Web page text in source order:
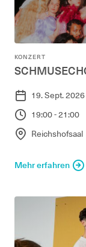
KONZERT
19. Sept. 2026
19:00 - 21:00
Reichshofsaal
Mehr erfahren